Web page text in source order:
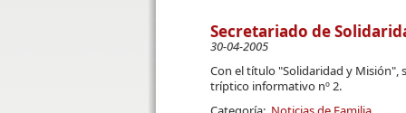
Secretariado de
30-04-2005
Con el título "Solidaridad y Misión",
tríptico informativo nº 2.